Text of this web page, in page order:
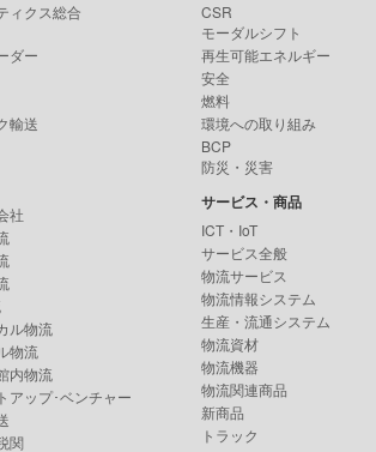
ィクス総合
ダー
輸送
社
ル物流
物流
内物流
アップ･ベンチャー
関
CSR
モーダルシフト
再生可能エネルギー
安全
燃料
環境への取り組み
BCP
防災・災害
サービス・商品
ICT・IoT
サービス全般
物流サービス
物流情報システム
生産・流通システム
物流資材
物流機器
物流関連商品
新商品
トラック